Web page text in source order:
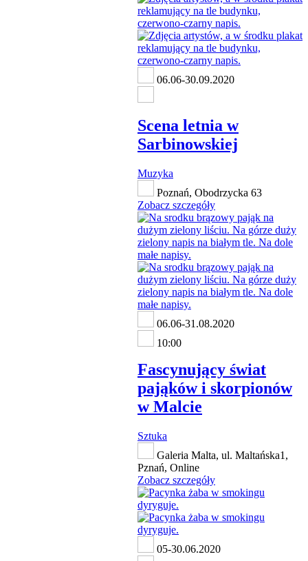
06.06-30.09.2020
Scena letnia w
Sarbinowskiej
Muzyka
Poznań, Obodrzycka 63
Zobacz szczegóły
06.06-31.08.2020
10:00
Fascynujący świat
pająków i skorpionów
w Malcie
Sztuka
Galeria Malta, ul. Maltańska1,
Pznań, Online
Zobacz szczegóły
05-30.06.2020